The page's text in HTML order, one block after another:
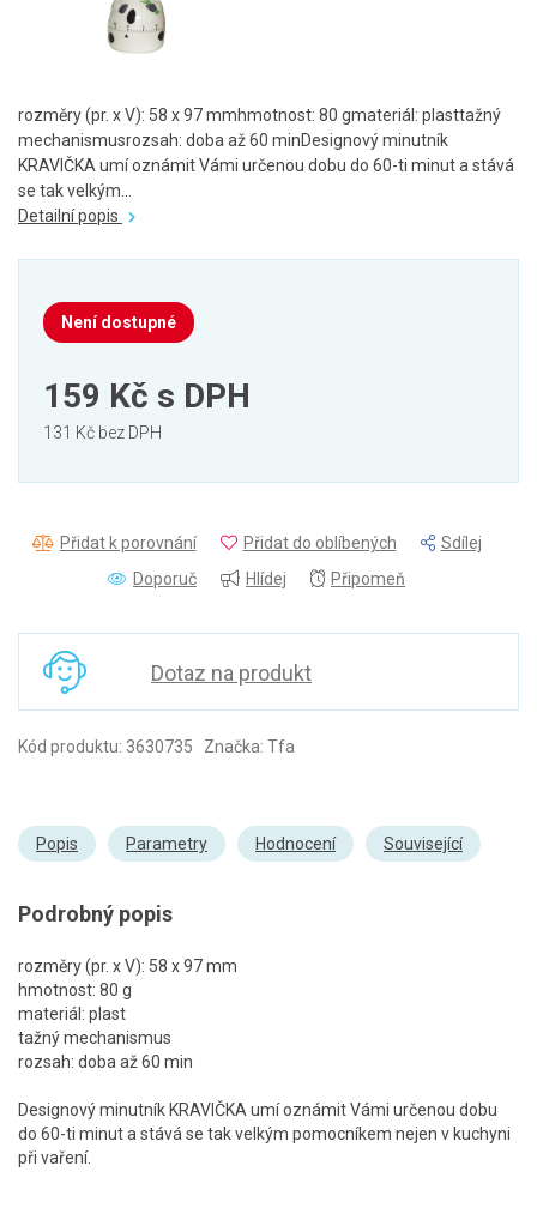
rozměry (pr. x V): 58 x 97 mmhmotnost: 80 gmateriál: plasttažný
mechanismusrozsah: doba až 60 minDesignový minutník
KRAVIČKA umí oznámit Vámi určenou dobu do 60-ti minut a stává
se tak velkým...
Detailní popis
Není dostupné
159 Kč s DPH
131 Kč bez DPH
Přidat k porovnání Přidat do oblíbených
Sdílej
Doporuč
Hlídej Připomeň
Dotaz na produkt
Kód produktu: 3630735 Značka: Tfa
Popis Parametry Hodnocení Související
Podrobný popis
rozměry (pr. x V): 58 x 97 mm
hmotnost: 80 g
materiál: plast
tažný mechanismus
rozsah: doba až 60 min
Designový minutník KRAVIČKA umí oznámit Vámi určenou dobu
do 60-ti minut a stává se tak velkým pomocníkem nejen v kuchyni
při vaření.